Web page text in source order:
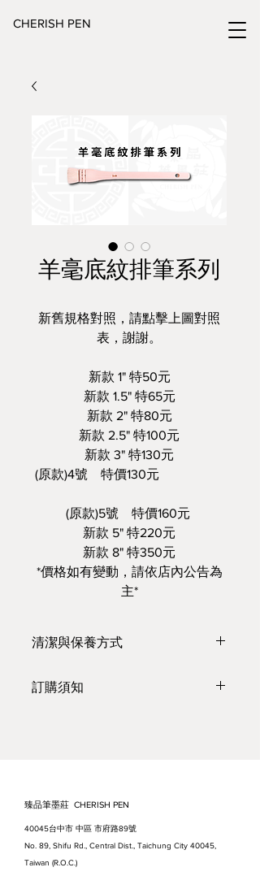
CHERISH PEN
羊毫底紋排筆系列
新舊規格對照，請點擊上圖對照
表，謝謝。
新款 1" 特50元
新款 1.5" 特65元
新款 2" 特80元
新款 2.5" 特100元
新款 3" 特130元
(原款)4號 特價130元
(原款)5號 特價160元
新款 5" 特220元
新款 8" 特350元
*價格如有變動，請依店內公告為
主*
清潔與保養方式
v=WBQDvZhXLnI&feature=youtu.
訂購須知
●預計到貨日：約為出貨日的1～3
臻品筆墨莊 CHERISH PEN
40045台中市 中區 市府路89號
No. 89, Shifu Rd., Central Dist., Taichung City 40045,
Taiwan (R.O.C.)